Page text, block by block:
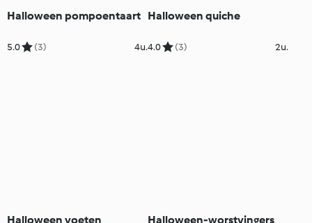
Halloween pompoentaart
5.0 (3) 4u.
Halloween quiche
4.0 (3) 2u.
Halloween voeten
Halloween-worstvingers